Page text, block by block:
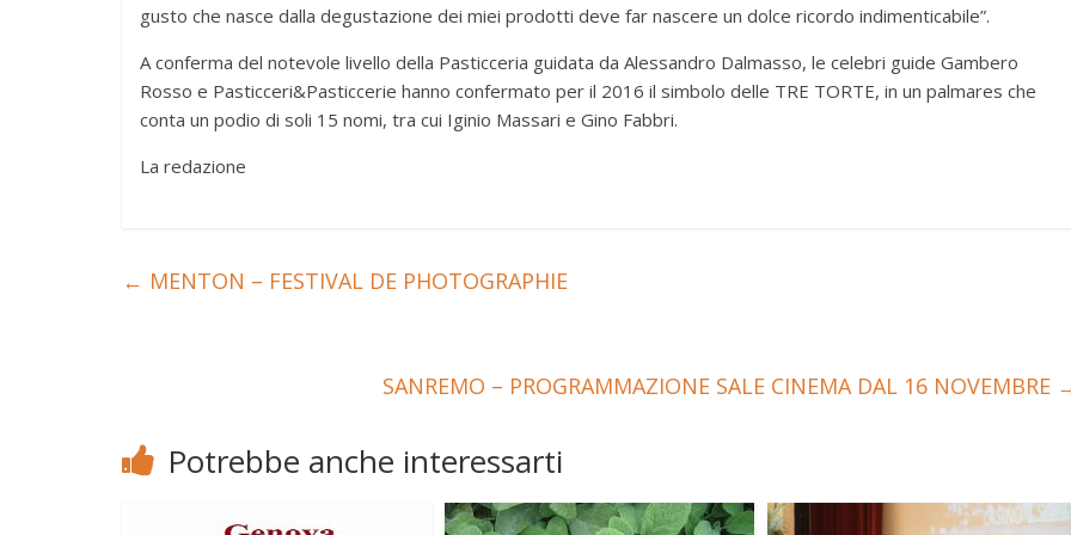
gusto che nasce dalla degustazione dei miei prodotti deve far nascere un dolce ricordo indimenticabile”.
A conferma del notevole livello della Pasticceria guidata da Alessandro Dalmasso, le celebri guide Gambero
Rosso e Pasticceri&Pasticcerie hanno confermato per il 2016 il simbolo delle TRE TORTE, in un palmares che
conta un podio di soli 15 nomi, tra cui Iginio Massari e Gino Fabbri.
La redazione
← MENTON – FESTIVAL DE PHOTOGRAPHIE
SANREMO – PROGRAMMAZIONE SALE CINEMA DAL 16 NOVEMBRE
Potrebbe anche interessarti